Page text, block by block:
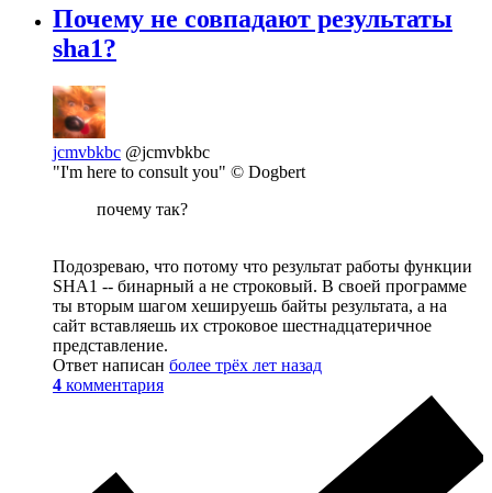
Почему не совпадают результаты
sha1?
jcmvbkbc @jcmvbkbc
"I'm here to consult you" © Dogbert
почему так?
Подозреваю, что потому что результат работы функции
SHA1 -- бинарный а не строковый. В своей программе
ты вторым шагом хешируешь байты результата, а на
сайт вставляешь их строковое шестнадцатеричное
представление.
Ответ написан более трёх лет назад
4 комментария